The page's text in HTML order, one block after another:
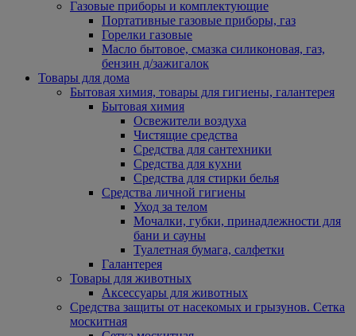
Газовые приборы и комплектующие
Портативные газовые приборы, газ
Горелки газовые
Масло бытовое, смазка силиконовая, газ,
бензин д/зажигалок
Товары для дома
Бытовая химия, товары для гигиены, галантерея
Бытовая химия
Освежители воздуха
Чистящие средства
Средства для сантехники
Средства для кухни
Средства для стирки белья
Средства личной гигиены
Уход за телом
Мочалки, губки, принадлежности для
бани и сауны
Туалетная бумага, салфетки
Галантерея
Товары для животных
Аксессуары для животных
Средства защиты от насекомых и грызунов. Сетка
москитная